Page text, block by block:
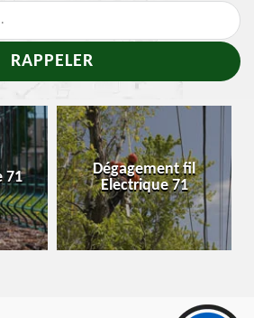
Dégagement fil
Electrique 71